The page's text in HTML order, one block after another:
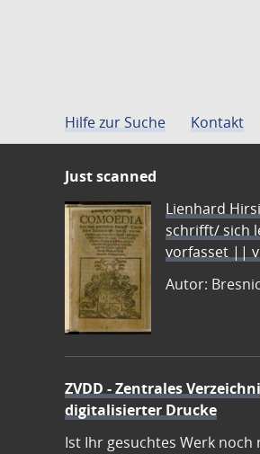
Hilfe zur Suche Kontakt
Just scanned
Lienhard
schrifft/ sich
vorfasset ||
Autor:
ZVDD - Zentrales
digitalisierter Drucke
Ist Ihr gesuchtes Werk noch